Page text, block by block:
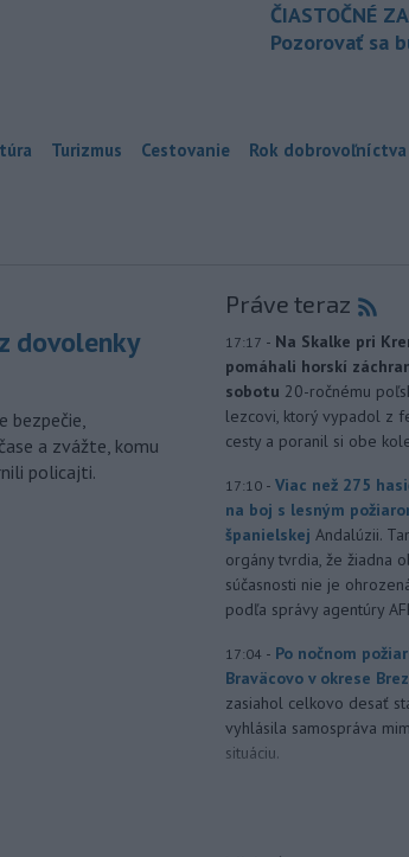
ČIASTOČNÉ
Pozorovať sa
Turizmus Cestovanie Rok dobrovoľníctva
dovolenky
bezpečie,
a zvážte, komu
policajti.
Práve teraz
17:17 - Na Skalke pri
pomáhali horskí
sobotu 20-ročnému
lezcovi, ktorý vypadol z
cesty a poranil si obe
17:10 - Viac než 275
na boj s lesným
španielskej Andalúzii.
orgány tvrdia, že žiadna
súčasnosti nie je
podľa správy agentúry
17:04 - Po nočnom
Braväcovo v okrese
zasiahol celkovo desať
vyhlásila samospráva
situáciu.
tvoria kolóny vozidiel v